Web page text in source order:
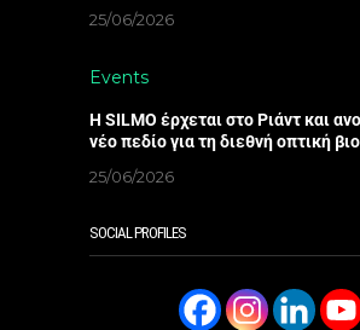
25/06/2026
Events
Η SILMO έρχεται στο Ριάντ και
νέο πεδίο για τη διεθνή οπτική
25/06/2026
SOCIAL PROFILES